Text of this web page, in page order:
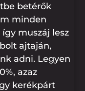
betérők
minden
muszáj lesz
ajtaján,
adni. Legyen
azaz
kerékpárt